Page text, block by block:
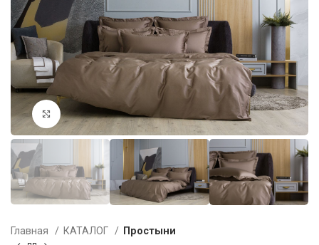
Увеличить
Главная КАТАЛОГ Простыни